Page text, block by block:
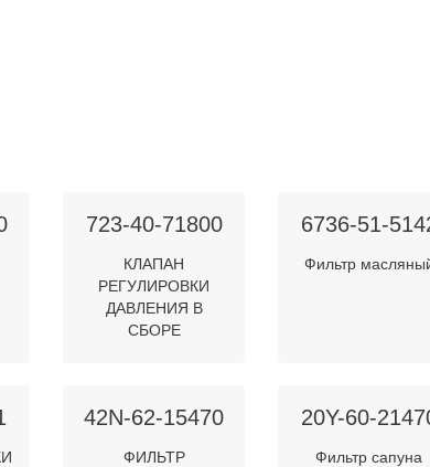
723-40-71800
КЛАПАН
РЕГУЛИРОВКИ
ДАВЛЕНИЯ В
СБОРЕ
6736-51-
Фильтр
42N-62-15470
ФИЛЬТР
20Y-60-
Фильтр сапуна